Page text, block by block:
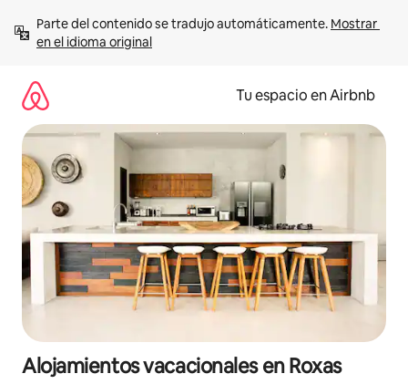
contenido
Parte del contenido se tradujo automáticamente. Mostrar
en el idioma original
Tu espacio en Airbnb
Alojamientos vacacionales en Roxas